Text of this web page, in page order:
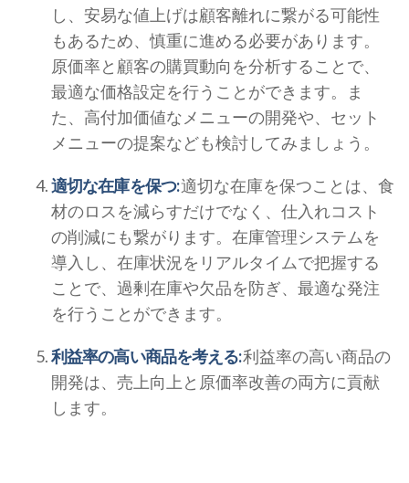
し、安易な値上げは顧客離れに繋がる可能性
もあるため、慎重に進める必要があります。
原価率と顧客の購買動向を分析することで、
最適な価格設定を行うことができます。ま
た、高付加価値なメニューの開発や、セット
メニューの提案なども検討してみましょう。
適切な在庫を保つ:適切な在庫を保つことは、食
材のロスを減らすだけでなく、仕入れコスト
の削減にも繋がります。在庫管理システムを
導入し、在庫状況をリアルタイムで把握する
ことで、過剰在庫や欠品を防ぎ、最適な発注
を行うことができます。
利益率の高い商品を考える:利益率の高い商品の
開発は、売上向上と原価率改善の両方に貢献
します。